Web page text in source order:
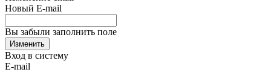
Новый E-mail
Вы забыли заполнить поле
Изменить
Вход в систему
E-mail